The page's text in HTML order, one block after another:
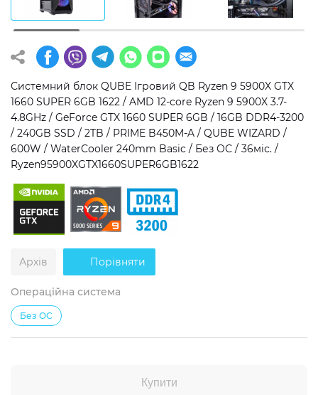
Операційна система
Windows 11 Home
Windows 11 Pro
Без ОС
Тип накопичувача
SSD
HDD
SSD + HDD
Додатково
RGB-підсвічування
Розблокований множник CPU
Надшвидкий M.2 SSD NVME
Системний блок QUBE Ігровий QB Ryzen 9 5900X GTX
1660 SUPER 6GB 1622 / AMD 12-core Ryzen 9 5900X 3.7-
4.8GHz / GeForce GTX 1660 SUPER 6GB / 16GB DDR4-3200
/ 240GB SSD / 2TB / PRIME B450M-A / QUBE WIZARD /
600W / WaterCooler 240mm Basic / Без ОС / 36міс. /
Ryzen95900XGTX1660SUPER6GB1622
Архів Порівняти
Операційна система
Без ОС
Купити